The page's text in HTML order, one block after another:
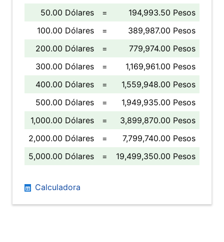
50.00 Dólares
=
194,993.50 Pesos
100.00 Dólares
=
389,987.00 Pesos
200.00 Dólares
=
779,974.00 Pesos
300.00 Dólares
=
1,169,961.00 Pesos
400.00 Dólares
=
1,559,948.00 Pesos
500.00 Dólares
=
1,949,935.00 Pesos
1,000.00 Dólares
=
3,899,870.00 Pesos
2,000.00 Dólares
=
7,799,740.00 Pesos
5,000.00 Dólares
= 19,499,350.00 Pesos
Calculadora